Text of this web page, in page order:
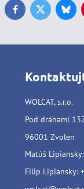
FacebookTwitter
WOLCAT, s.r.o.
Pod dráhami
96001 Zvolen
Matúš
Filip Lipiansky: